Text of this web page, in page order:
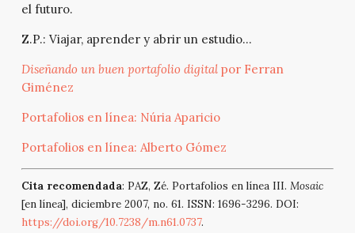
el futuro.
Z.P.: Viajar, aprender y abrir un estudio…
Diseñando un buen portafolio digitalpor Ferran
Giménez
Portafolios en línea: Núria Aparicio
Portafolios en línea: Alberto Gómez
Cita recomendada: PAZ, Zé. Portafolios en línea III. Mosaic
[en línea], diciembre 2007, no. 61. ISSN: 1696-3296. DOI:
https://doi.org/10.7238/m.n61.0737.